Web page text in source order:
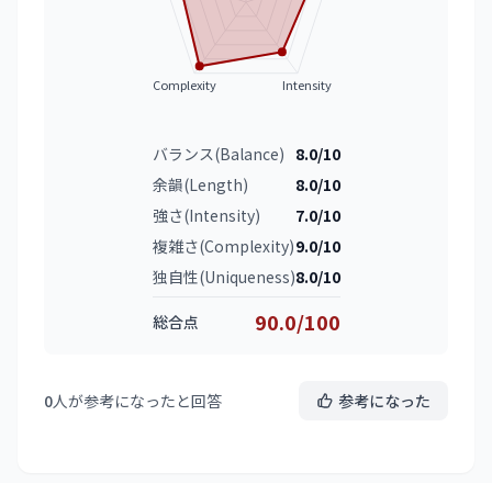
Intensity
Complexity
バランス(Balance) 8.0/10
余韻(Length)
8.0/10
強さ(Intensity)
7.0/10
複雑さ(Complexity)9.0/10
独自性(Uniqueness)8.0/10
総合点 90.0/100
0人が参考になったと回答 参考になった